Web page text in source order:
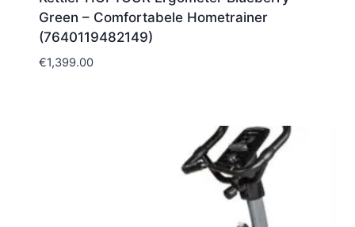
Green – Comfortabele Hometrainer
(7640119482149)
€1,399.00